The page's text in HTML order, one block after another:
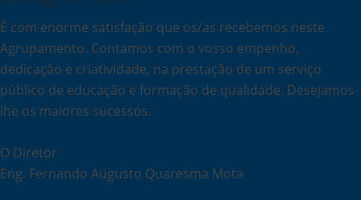
É com enorme satisfação que os/as recebemos neste
Agrupamento. Contamos com o vosso empenho,
dedicação e criatividade, na prestação de um serviço
público de educação e formação de qualidade. Desejamos-
lhe os maiores sucessos.
O Diretor
Eng. Fernando Augusto Quaresma Mota